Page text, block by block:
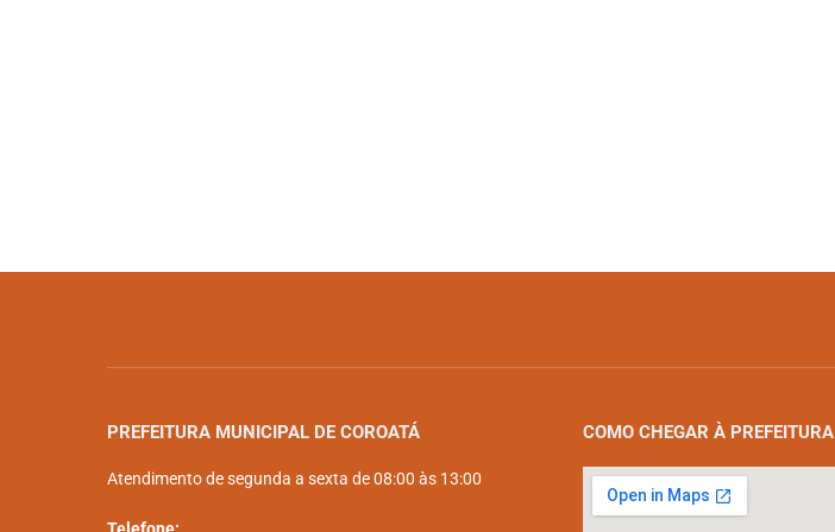
PREFEITURA MUNICIPAL DE COROATÁ
Atendimento de segunda a sexta de 08:00 às 13:00
COMO CHEGAR À PREFEITURA